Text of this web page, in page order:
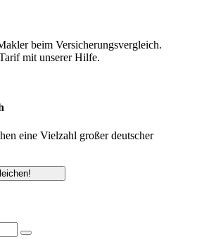
beim Versicherungsvergleich.
mit unserer Hilfe.
eine Vielzahl großer deutscher